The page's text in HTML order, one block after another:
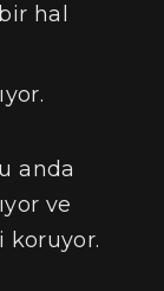
hal
anda
ve
koruyor.